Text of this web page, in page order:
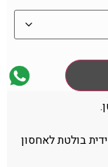
בולטת לאחסון